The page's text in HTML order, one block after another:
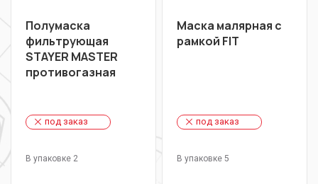
Полумаска
фильтрующая
STAYER MASTER
противогазная
под заказ
В упаковке 2
Маска малярная с
рамкой FIT
под заказ
В упаковке 5